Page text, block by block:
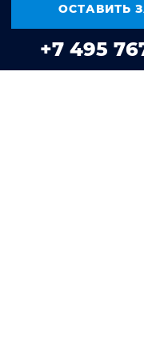
ОСТАВИТЬ
+7 495